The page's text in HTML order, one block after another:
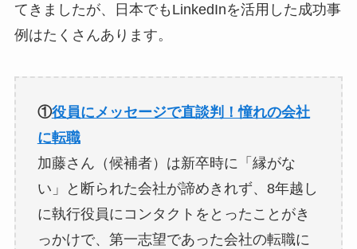
てきましたが、日本でもLinkedInを活用した成功事
例はたくさんあります。
①役員にメッセージで直談判！憧れの会社
に転職
加藤さん（候補者）は新卒時に「縁がな
い」と断られた会社が諦めきれず、8年越し
に執行役員にコンタクトをとったことがき
っかけで、第一志望であった会社の転職に